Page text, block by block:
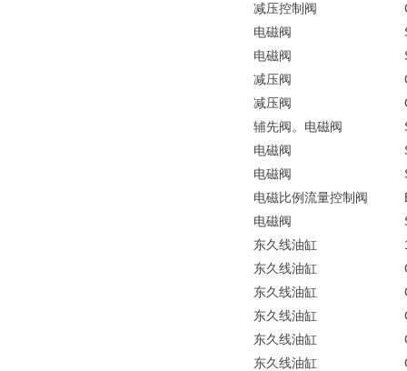
减压控制阀
电磁阀
电磁阀
减压阀
减压阀
辅先阀。电磁阀
电磁阀
电磁阀
电磁比例流量控制阀
电磁阀
东久线油缸
东久线油缸
东久线油缸
东久线油缸
东久线油缸
东久线油缸